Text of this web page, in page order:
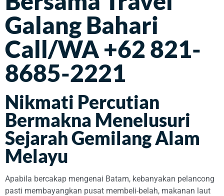
Galang Bahari
Call/WA +62 821-
8685-2221
Nikmati Percutian
Bermakna Menelusuri
Sejarah Gemilang Alam
Melayu
Apabila bercakap mengenai Batam, kebanyakan pelancong
pasti membayangkan pusat membeli-belah, makanan laut